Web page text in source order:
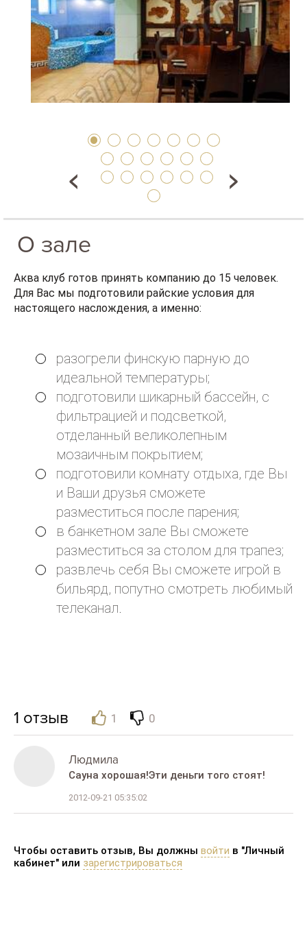
О зале
Аква клуб готов принять компанию до 15 человек.
Для Вас мы подготовили райские условия для
настоящего наслождения, а именно:
разогрели финскую парную до
идеальной температуры;
подготовили шикарный бассейн, с
фильтрацией и подсветкой,
отделанный великолепным
мозаичным покрытием;
подготовили комнату отдыха, где Вы
и Ваши друзья сможете
разместиться после парения;
в банкетном зале Вы сможете
разместиться за столом для трапез;
развлечь себя Вы сможете игрой в
бильярд, попутно смотреть любимый
телеканал.
1 отзыв 1 0
Людмила
Сауна хорошая!Эти деньги того стоят!
2012-09-21 05:35:02
Чтобы оставить отзыв, Вы должны войти в "Личный
кабинет" или зарегистрироваться